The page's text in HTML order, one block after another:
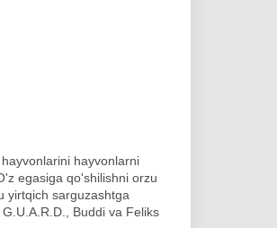
hayvonlarni
egasiga qo'shilishni orzu
yirtqich sarguzashtga
Buddi va Feliks